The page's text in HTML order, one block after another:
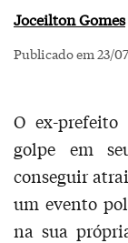
Joceilton Gomes
Publicado em 23/
O ex-
golpe em
conseguir
um evento
na sua